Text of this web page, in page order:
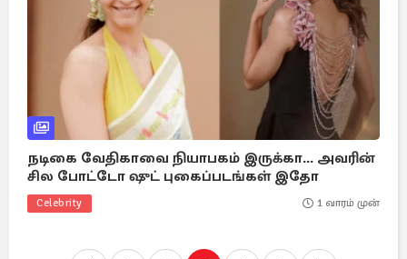
நடிகை வேதிகாவை நியாபகம் இருக்கா... அவரின்
சில போட்டோ ஷுட் புகைப்படங்கள் இதோ
Celebrity 1 வாரம் முன்